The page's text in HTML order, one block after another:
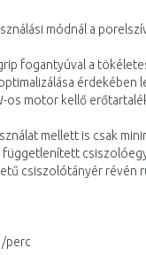
módnál a
fogantyúval a
os motor kellő
mellett is csak
függetlenített
csiszolótányér révén
perc